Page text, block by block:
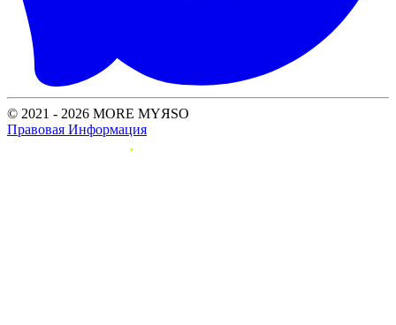
© 2021 - 2026 MORE MYЯSO
Правовая Информация